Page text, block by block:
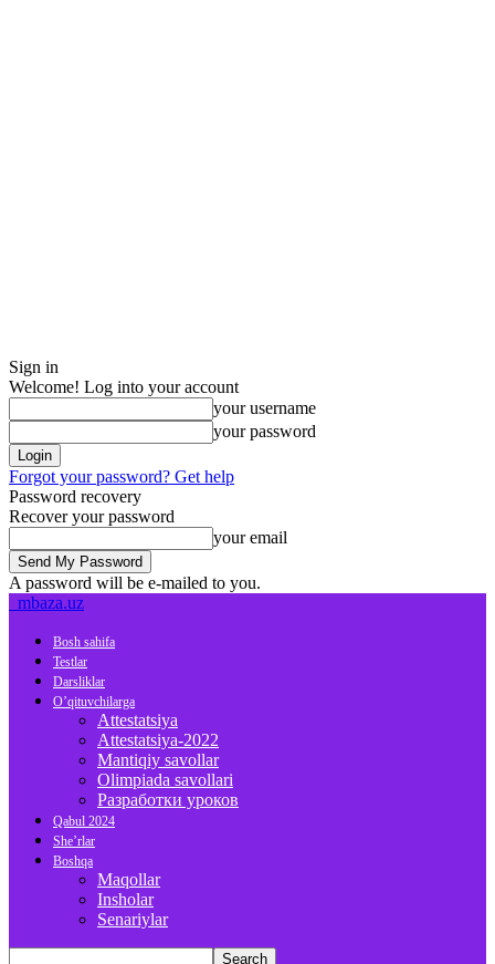
Sign in
Welcome! Log into your account
your username
your password
Forgot your password? Get help
Password recovery
Recover your password
your email
A password will be e-mailed to you.
mbaza.uz
Bosh sahifa
Testlar
Darsliklar
O’qituvchilarga
Attestatsiya
Attestatsiya-2022
Mantiqiy savollar
Olimpiada savollari
Разработки уроков
Qabul 2024
She’rlar
Boshqa
Maqollar
Insholar
Senariylar